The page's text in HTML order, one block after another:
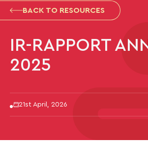
BACK TO RESOURCES
IR-RAPPORT
2025
21st April, 2026